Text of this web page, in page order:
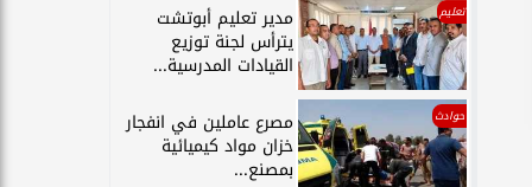
تعليم مدير تعليم أبوتشت
يترأس لجنة توزيع
القيادات المدرسية...
حوادث مصرع عاملين في انفجار
خزان مواد كيميائية
بمصنع...